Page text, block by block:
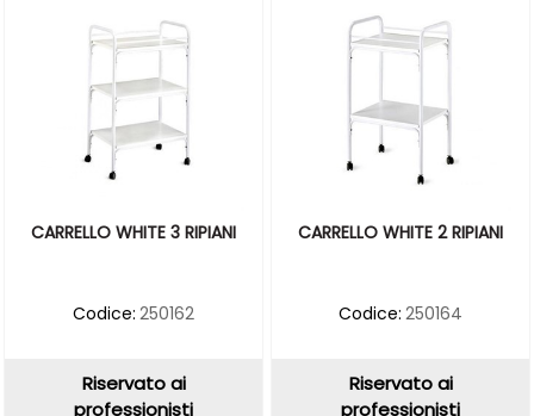
CARRELLO WHITE 3 RIPIANI
Codice: 250162
Riservato ai
professionisti
CARRELLO WHITE 2 RIPIANI
Codice: 250164
Riservato ai
professionisti